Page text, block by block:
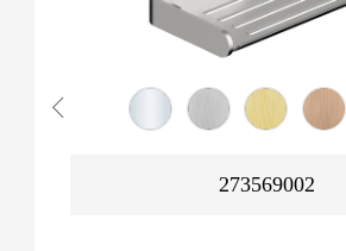
273569002